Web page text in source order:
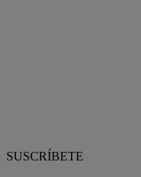
SUSCRÍBETE